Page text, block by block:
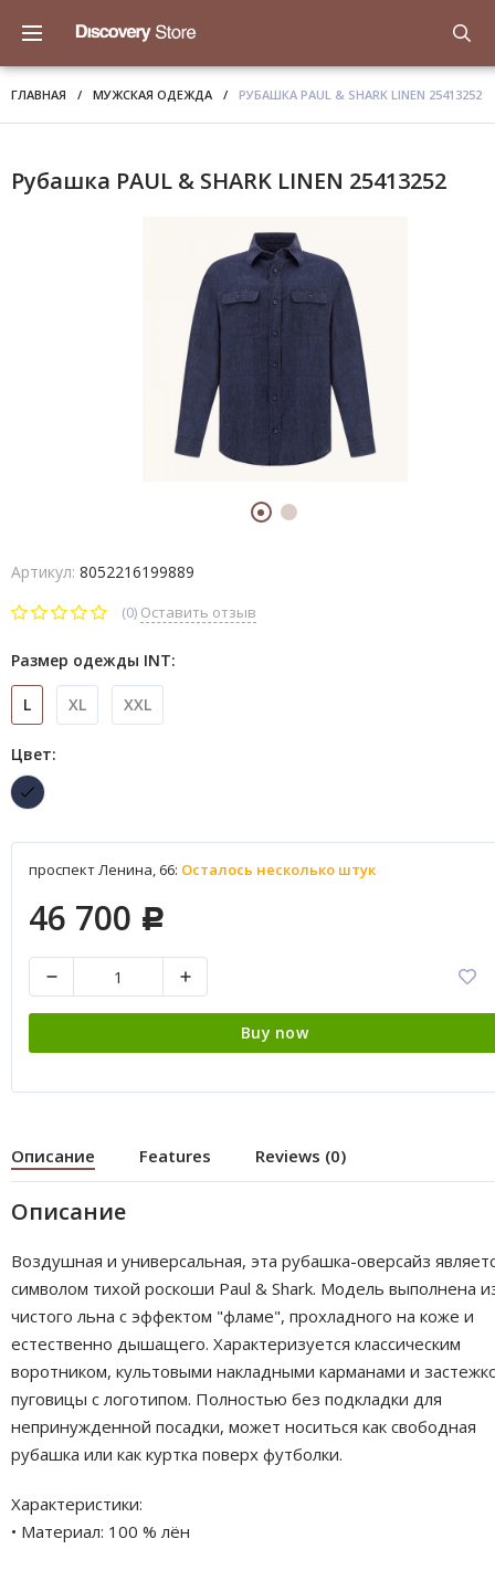
ГЛАВНАЯ / МУЖСКАЯ ОДЕЖДА / РУБАШКА PAUL & SHARK LINEN 25413252
Рубашка PAUL & SHARK LINEN 25413252
Артикул: 8052216199889
(0) Оставить отзыв
Размер одежды INT:
L XL XXL
Цвет:
проспект Ленина, 66: Осталось несколько штук
46 700 Р
Buy now
Описание Features Reviews (0)
Описание
Воздушная и универсальная, эта рубашка-оверсайз
символом тихой роскоши Paul & Shark. Модель выполнена
чистого льна с эффектом "фламе", прохладного на коже и
естественно дышащего. Характеризуется классическим
воротником, культовыми накладными карманами и
пуговицы с логотипом. Полностью без подкладки для
непринужденной посадки, может носиться как свободная
рубашка или как куртка поверх футболки.
Характеристики:
• Материал: 100 % лён